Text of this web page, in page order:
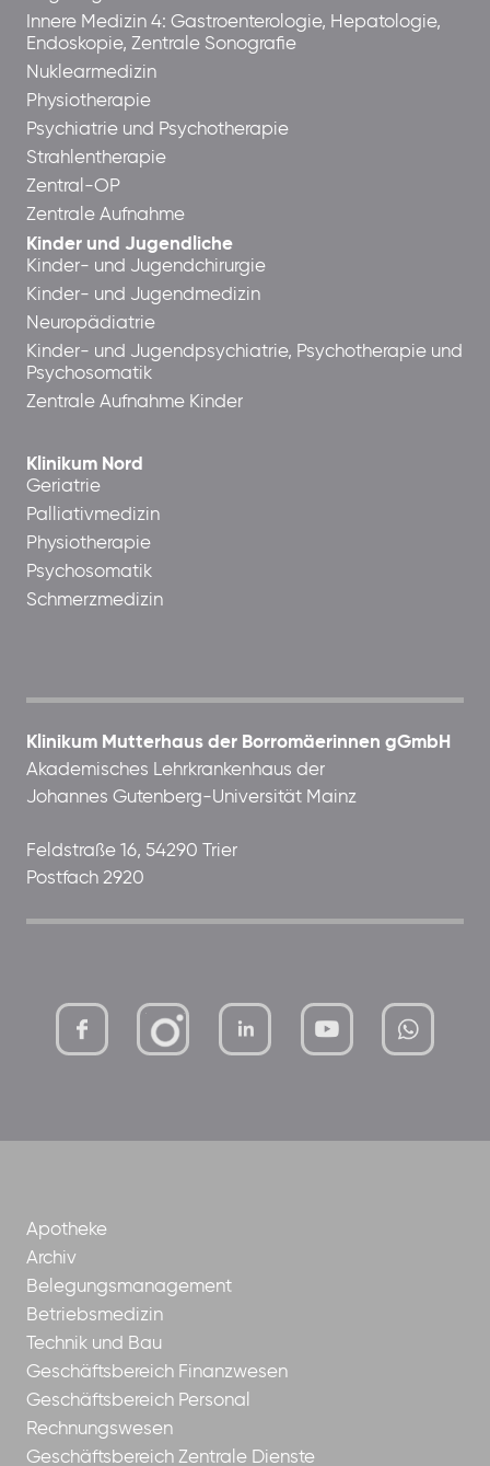
Innere Medizin 4: Gastroenterologie, Hepatologie,
Endoskopie, Zentrale Sonografie
Nuklearmedizin
Physiotherapie
Psychiatrie und Psychotherapie
Strahlentherapie
Zentral-OP
Zentrale Aufnahme
Kinder und Jugendliche
Kinder- und Jugendchirurgie
Kinder- und Jugendmedizin
Neuropädiatrie
Kinder- und Jugendpsychiatrie, Psychotherapie und
Psychosomatik
Zentrale Aufnahme Kinder
Klinikum Nord
Geriatrie
Palliativmedizin
Physiotherapie
Psychosomatik
Schmerzmedizin
Klinikum Mutterhaus der Borromäerinnen gGmbH
Akademisches Lehrkrankenhaus der
Johannes Gutenberg-Universität Mainz
Feldstraße 16, 54290 Trier
Postfach 2920
mutterhaus-xMBTtqOwC1KKBww
Apotheke
Archiv
Belegungsmanagement
Betriebsmedizin
Technik und Bau
Geschäftsbereich Finanzwesen
Geschäftsbereich Personal
Rechnungswesen
Geschäftsbereich Zentrale Dienste